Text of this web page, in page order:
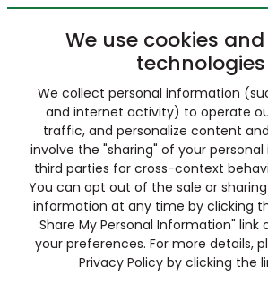
We use cookies
technologies
We collect personal information
and internet activity) to operate
traffic, and personalize content
involve the "sharing" of your
third parties for cross-context
You can opt out of the sale or
information at any time by clicking
Share My Personal Information" link
your preferences. For more details,
Privacy Policy by clicking the